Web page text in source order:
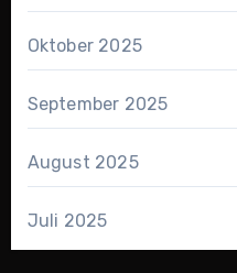
Oktober 2025
September 2025
August 2025
Juli 2025